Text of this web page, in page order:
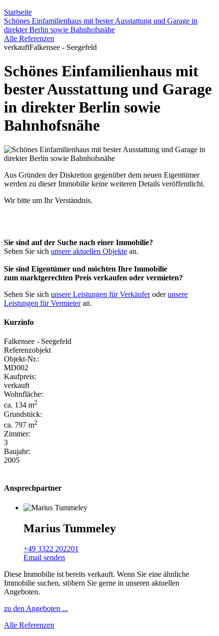
Startseite
Schönes Einfamilienhaus mit bester Ausstattung und Garage in
direkter Berlin sowie Bahnhofsnähe
Alle Referenzen
verkauftFalkensee - Seegefeld
Schönes Einfamilienhaus mit
bester Ausstattung und Garage
in direkter Berlin sowie
Bahnhofsnähe
Aus Gründen der Diskretion gegenüber dem neuen Eigentümer
werden zu dieser Immobilie keine weiteren Details veröffentlicht.
Wir bitte um Ihr Verständnis.
Sie sind auf der Suche nach einer Immobilie?
Sehen Sie sich unsere aktuellen Objekte an.
Sie sind Eigentümer und möchten Ihre Immobilie
zum marktgerechten Preis verkaufen oder vermieten?
Sehen Sie sich unsere Leistungen für Verkäuferoderunsere
Leistungen für Vermieteran.
Kurzinfo
Falkensee - Seegefeld
Referenzobjekt
Objekt-Nr.:
MD002
Kaufpreis:
verkauft
Wohnfläche:
ca. 134 m2
Grundstück:
ca. 797 m2
Zimmer:
3
Baujahr:
2005
Ansprechpartner
Marius Tummeley
+49 3322 202201
Email senden
Diese Immobilie ist bereits verkauft. Wenn Sie eine ähnliche
Immobilie suchen, stöbern Sie gerne in unseren aktuellen
Angeboten.
zu den Angeboten ...
Alle Referenzen